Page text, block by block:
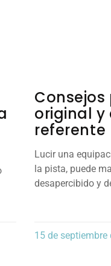
original y
referente
Lucir una
la pista, puede
desapercibido y
15 de septiembre